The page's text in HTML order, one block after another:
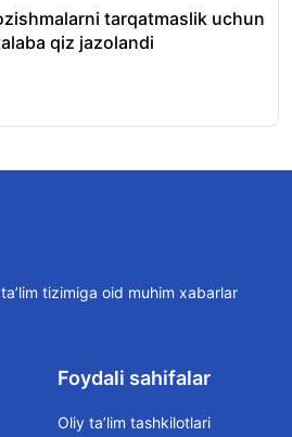
tarqatmaslik uchun
qiz jazolandi
tizimiga oid muhim xabarlar
Foydali sahifalar
Oliy ta’lim tashkilotlari